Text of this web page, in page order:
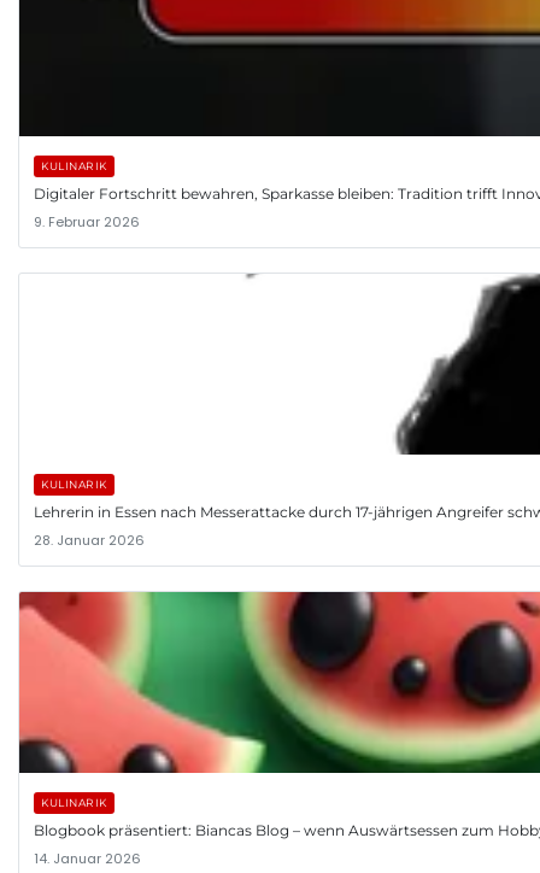
KULINARIK
Digitaler Fortschritt bewahren, Sparkasse bleiben: Tradition trifft
9. Februar 2026
KULINARIK
Lehrerin in Essen nach Messerattacke durch 17-jährigen Angreifer
28. Januar 2026
KULINARIK
Blogbook präsentiert: Biancas Blog – wenn Auswärtsessen zum
14. Januar 2026